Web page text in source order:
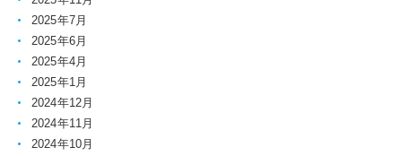
2025年7月
2025年6月
2025年4月
2025年1月
2024年12月
2024年11月
2024年10月